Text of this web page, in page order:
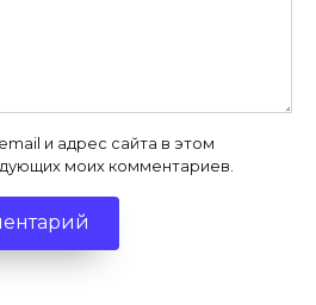
и адрес сайта в этом
моих комментариев.